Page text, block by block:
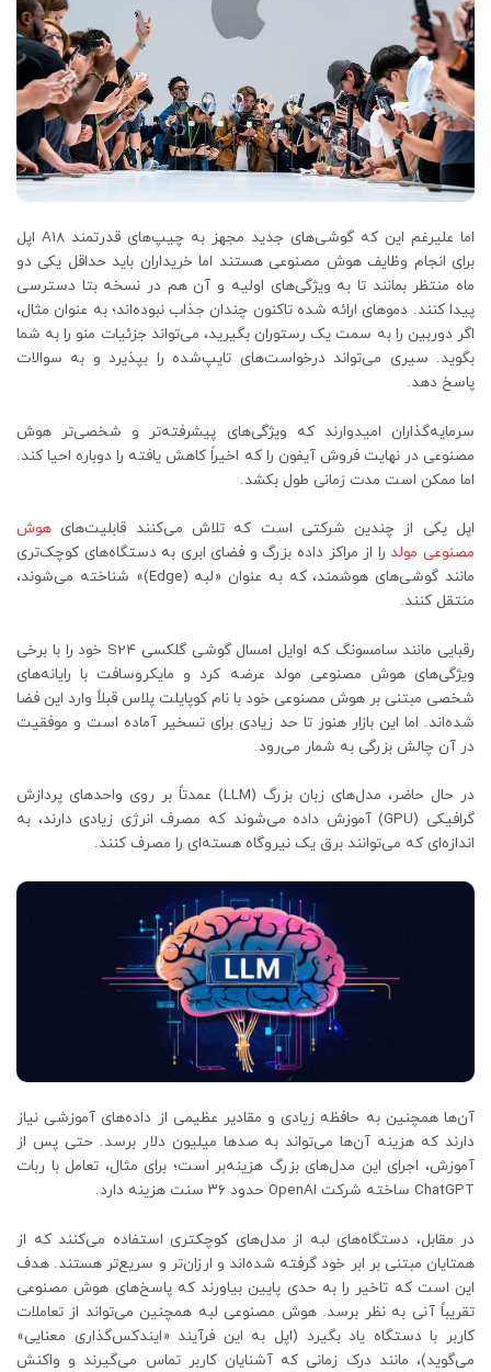
اما علیرغم این که گوشی‌های جدید مجهز به چیپ‌های قدرتمند A18 اپل
برای انجام وظایف هوش مصنوعی هستند اما خریداران باید حداقل یکی دو
ماه منتظر بمانند تا به ویژگی‌های اولیه و آن هم در نسخه بتا دسترسی
پیدا کنند. دموهای ارائه شده تاکنون چندان جذاب نبوده‌اند؛ به عنوان مثال،
اگر دوربین را به سمت یک رستوران بگیرید، می‌تواند جزئیات منو را به شما
بگوید. سیری می‌تواند درخواست‌های تایپ‌شده را بپذیرد و به سوالات
پاسخ دهد.
سرمایه‌گذاران امیدوارند که ویژگی‌های پیشرفته‌تر و شخصی‌تر هوش
مصنوعی در نهایت فروش آیفون را که اخیراً کاهش یافته را دوباره احیا کند.
اما ممکن است مدت زمانی طول بکشد.
اپل یکی از چندین شرکتی است که تلاش می‌کنند قابلیت‌های هوش
مصنوعی مولد را از مراکز داده بزرگ و فضای ابری به دستگاه‌های کوچک‌تری
مانند گوشی‌های هوشمند، که به عنوان «لبه (Edge)» شناخته می‌شوند،
منتقل کنند.
رقبایی مانند سامسونگ که اوایل امسال گوشی گلکسی S24 خود را با برخی
ویژگی‌های هوش مصنوعی مولد عرضه کرد و مایکروسافت با رایانه‌های
شخصی مبتنی بر هوش مصنوعی خود با نام کوپایلت پلاس قبلاً وارد این فضا
شده‌اند. اما این بازار هنوز تا حد زیادی برای تسخیر آماده است و موفقیت
در آن چالش بزرگی به شمار می‌رود.
در حال حاضر، مدل‌های زبان بزرگ (LLM) عمدتاً بر روی واحدهای پردازش
گرافیکی (GPU) آموزش داده می‌شوند که مصرف انرژی زیادی دارند، به
اندازه‌ای که می‌توانند برق یک نیروگاه هسته‌ای را مصرف کنند.
آن‌ها همچنین به حافظه زیادی و مقادیر عظیمی از داده‌های آموزشی نیاز
دارند که هزینه آن‌ها می‌تواند به صدها میلیون دلار برسد. حتی پس از
آموزش، اجرای این مدل‌های بزرگ هزینه‌بر است؛ برای مثال، تعامل با ربات
ChatGPT ساخته شرکت OpenAI حدود ۳۶ سنت هزینه دارد.
در مقابل، دستگاه‌های لبه از مدل‌های کوچکتری استفاده می‌کنند که از
همتایان مبتنی بر ابر خود گرفته شده‌اند و ارزان‌تر و سریع‌تر هستند. هدف
این است که تاخیر را به حدی پایین بیاورند که پاسخ‌های هوش مصنوعی
تقریباً آنی به نظر برسد. هوش مصنوعی لبه همچنین می‌تواند از تعاملات
کاربر با دستگاه یاد بگیرد (اپل به این فرآیند «ایندکس‌گذاری معنایی»
می‌گوید)، مانند درک زمانی که آشنایان کاربر تماس می‌گیرند و واکنش